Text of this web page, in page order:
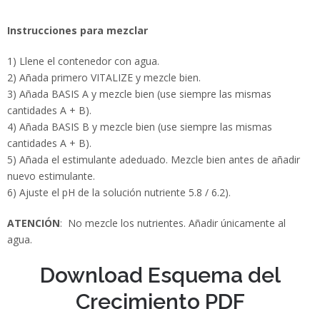
Instrucciones para mezclar
1) Llene el contenedor con agua.
2) Añada primero VITALIZE y mezcle bien.
3) Añada BASIS A y mezcle bien (use siempre las mismas
cantidades A + B).
4) Añada BASIS B y mezcle bien (use siempre las mismas
cantidades A + B).
5) Añada el estimulante adeduado. Mezcle bien antes de añadir
nuevo estimulante.
6) Ajuste el pH de la solución nutriente 5.8 / 6.2).
ATENCIÓN: No mezcle los nutrientes. Añadir únicamente al
agua.
Download Esquema del
Crecimiento PDF